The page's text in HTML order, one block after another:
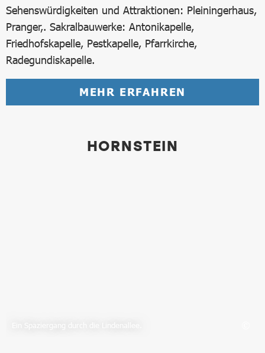
Sehenswürdigkeiten und Attraktionen: Pleiningerhaus,
Pranger,. Sakralbauwerke: Antonikapelle,
Friedhofskapelle, Pestkapelle, Pfarrkirche,
Radegundiskapelle.
MEHR ERFAHREN
HORNSTEIN